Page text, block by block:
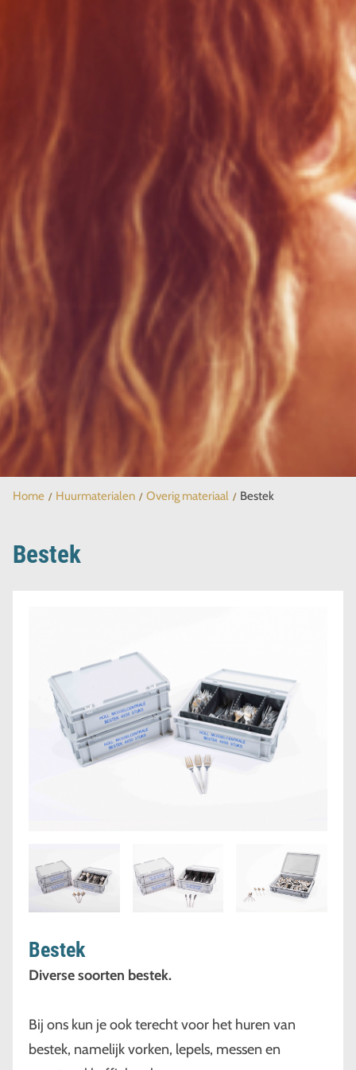
Home Huurmaterialen Overig materiaal Bestek
Bestek
Bestek
Diverse soorten bestek.
Bij ons kun je ook terecht voor het huren van
bestek, namelijk vorken, lepels, messen en